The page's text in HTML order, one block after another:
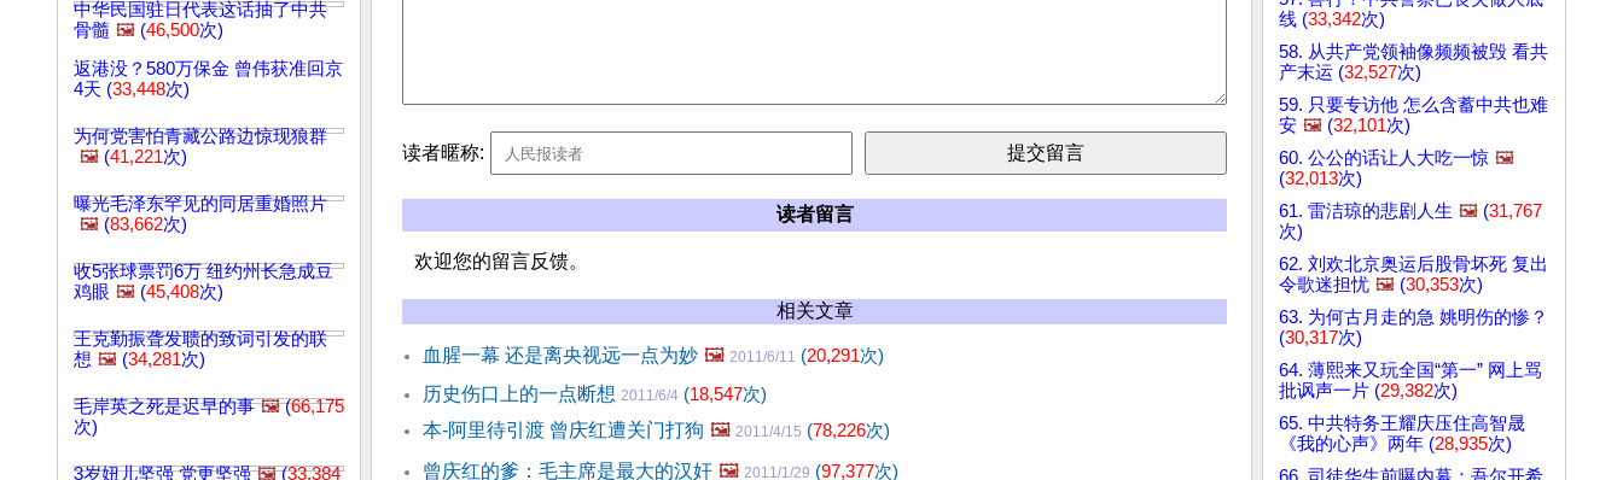
中华民国驻日代表这话抽了中共
骨髓 🖼️ (46,500次)
返港没？580万保金 曾伟获准回京
4天 (33,448次)
为何党害怕青藏公路边惊现狼群
🖼️ (41,221次)
曝光毛泽东罕见的同居重婚照片
🖼️ (83,662次)
收5张球票罚6万 纽约州长急成豆
鸡眼 🖼️ (45,408次)
王克勤振聋发聩的致词引发的联
想 🖼️ (34,281次)
毛岸英之死是迟早的事 🖼️(66,175
次)
3岁妞儿坚强 党更坚强 🖼️(33,384
读者暱称:
读者留言
欢迎您的留言反馈。
相关文章
血腥一幕 还是离央视远一点为妙 🖼️ 2011/6/11 (20,291次)
历史伤口上的一点断想 2011/6/4 (18,547次)
本-阿里待引渡 曾庆红遭关门打狗 🖼️ 2011/4/15 (78,226次)
曾庆红的爹：毛主席是最大的汉奸 🖼️ 2011/1/29 (97,377次)
线 (33,342次)
58. 从共产党领袖像频频被毁 看共
产末运 (32,527次)
59. 只要专访他 怎么含蓄中共也难
安 🖼️ (32,101次)
60. 公公的话让人大吃一惊 🖼️
(32,013次)
61. 雷洁琼的悲剧人生 🖼️ (31,767
次)
62. 刘欢北京奥运后股骨坏死 复出
令歌迷担忧 🖼️ (30,353次)
63. 为何古月走的急 姚明伤的惨？
(30,317次)
64. 薄熙来又玩全国“第一” 网上骂
批讽声一片 (29,382次)
65. 中共特务王耀庆压住高智晟
《我的心声》两年 (28,935次)
66. 司徒华生前曝内幕：吾尔开希